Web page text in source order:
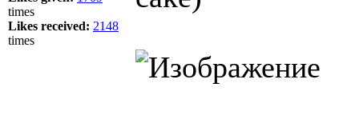
times
Likes received: 2148
times